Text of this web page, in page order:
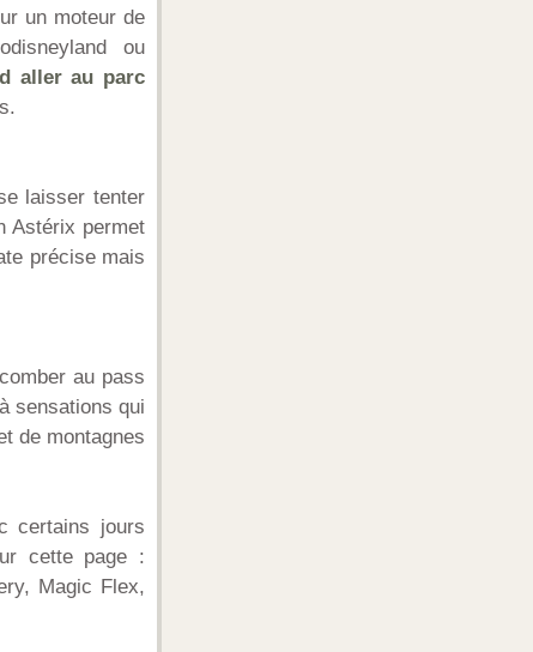
un moteur de
ou
aller au parc
laisser tenter
Astérix permet
précise mais
au pass
sensations qui
de montagnes
certains jours
cette page :
Magic Flex,